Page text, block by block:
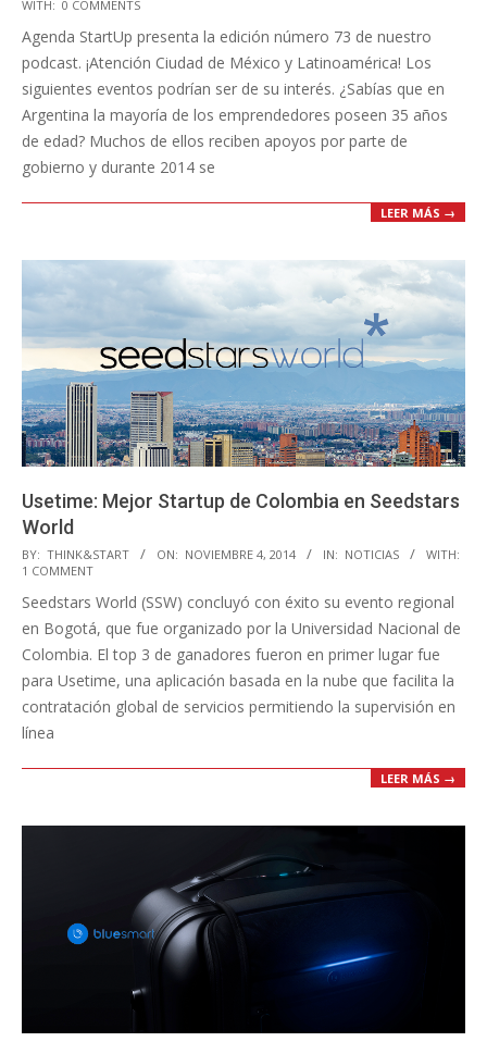
11-
10
WITH: 0 COMMENTS
Agenda StartUp presenta la edición número 73 de nuestro
podcast. ¡Atención Ciudad de México y Latinoamérica! Los
siguientes eventos podrían ser de su interés. ¿Sabías que en
Argentina la mayoría de los emprendedores poseen 35 años
de edad? Muchos de ellos reciben apoyos por parte de
gobierno y durante 2014 se
LEER MÁS →
Usetime: Mejor Startup de Colombia en Seedstars
World
2014-
11-
04
BY: THINK&START ON: NOVIEMBRE 4, 2014 IN: NOTICIAS
WITH:
1 COMMENT
Seedstars World (SSW) concluyó con éxito su evento regional
en Bogotá, que fue organizado por la Universidad Nacional de
Colombia. El top 3 de ganadores fueron en primer lugar fue
para Usetime, una aplicación basada en la nube que facilita la
contratación global de servicios permitiendo la supervisión en
línea
LEER MÁS →